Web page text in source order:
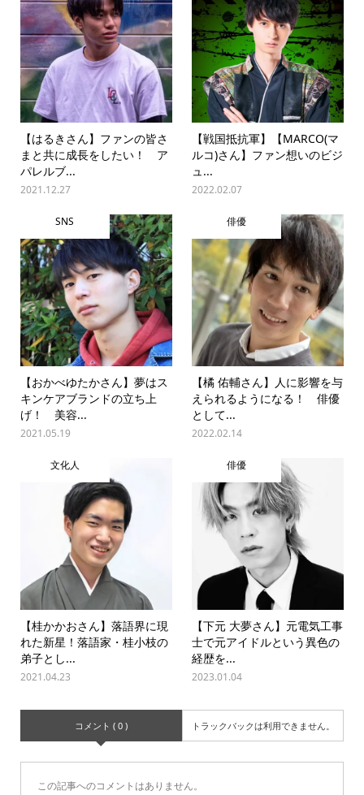
【はるきさん】ファンの皆さ
まと共に成長をしたい！ ア
パレルブ...
2021.12.27
【戦国抵抗軍】【MARCO(マ
ルコ)さん】ファン想いのビジ
ュ...
2022.02.07
SNS
【おかべゆたかさん】夢はス
キンケアブランドの立ち上
げ！ 美容...
2021.05.19
俳優
【橘 佑輔さん】人に影響を与
えられるようになる！ 俳優
として...
2022.02.14
文化人
【桂かかおさん】落語界に現
れた新星！落語家・桂小枝の
弟子とし...
2021.04.23
俳優
【下元 大夢さん】元電気工事
士で元アイドルという異色の
経歴を...
2023.01.04
コメント ( 0 ) トラックバックは利用できません。
この記事へのコメントはありません。